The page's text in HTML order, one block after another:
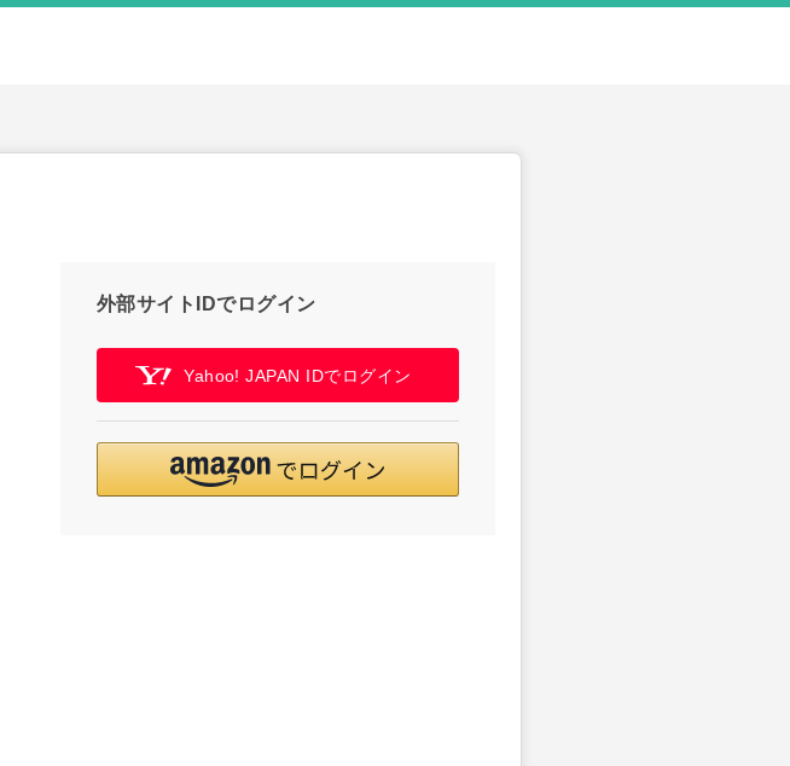
外部サイトIDでログイン
Yahoo! JAPAN IDでログイン